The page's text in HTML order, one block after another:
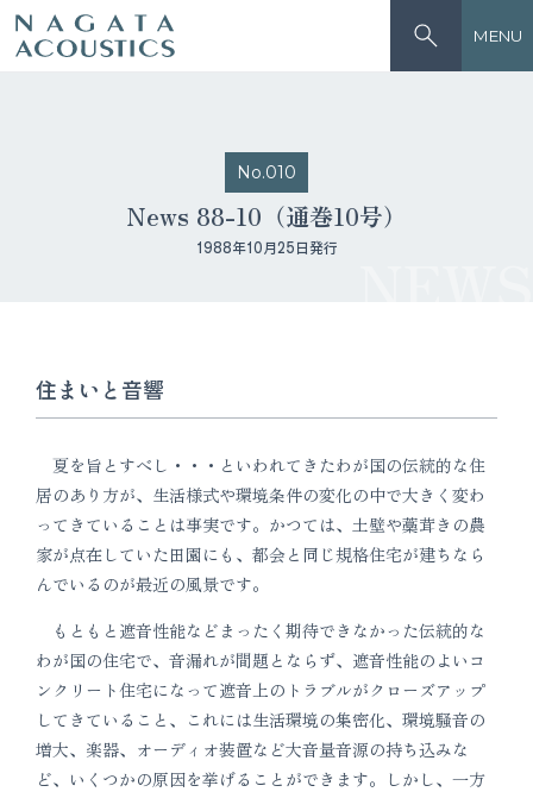
MENU
No.010
News 88-10（通巻10号）
1988年10月25日発行
住まいと音響
夏を旨とすべし・・・といわれてきたわが国の伝統的な住
居のあり方が、生活様式や環境条件の変化の中で大きく変わ
ってきていることは事実です。かつては、土壁や藁茸きの農
家が点在していた田園にも、都会と同じ規格住宅が建ちなら
んでいるのが最近の風景です。
もともと遮音性能などまったく期待できなかった伝統的な
わが国の住宅で、音漏れが間題とならず、遮音性能のよいコ
ンクリート住宅になって遮音上のトラブルがクローズアップ
してきていること、これには生活環境の集密化、環境騒音の
増大、楽器、オーディオ装置など大音量音源の持ち込みな
ど、いくつかの原因を挙げることができます。しかし、一方